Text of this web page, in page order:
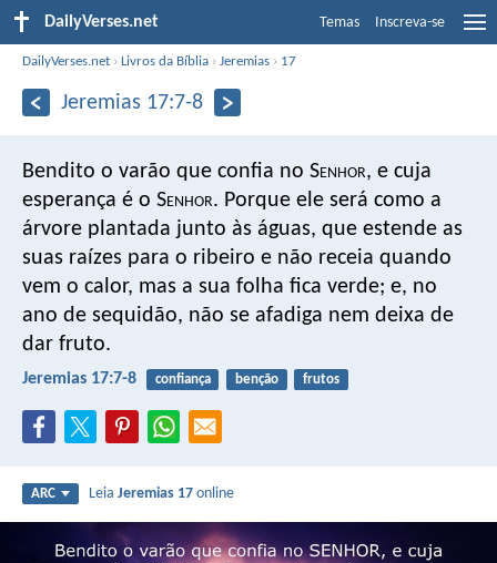
DailyVerses.net Temas Inscreva-se
DailyVerses.net ›Livros da Bíblia ›Jeremias › 17
Jeremias 17:7-8
Bendito o varão que confia no Senhor, e cuja
esperança é o Senhor. Porque ele será como a
árvore plantada junto às águas, que estende as
suas raízes para o ribeiro e não receia quando
vem o calor, mas a sua folha fica verde; e, no
ano de sequidão, não se afadiga nem deixa de
dar fruto.
Jeremias 17:7-8 confiança benção frutos
ARC LeiaJeremias 17 online